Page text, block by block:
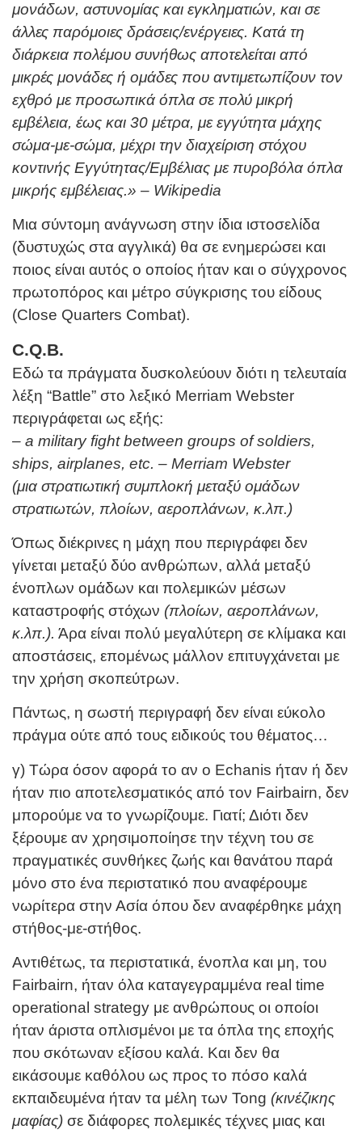
μονάδων, αστυνομίας και εγκληματιών, και σε
άλλες παρόμοιες δράσεις/ενέργειες. Κατά τη
διάρκεια πολέμου συνήθως αποτελείται από
μικρές μονάδες ή ομάδες που αντιμετωπίζουν τον
εχθρό με προσωπικά όπλα σε πολύ μικρή
εμβέλεια, έως και 30 μέτρα, με εγγύτητα μάχης
σώμα-με-σώμα, μέχρι την διαχείριση στόχου
κοντινής Εγγύτητας/Εμβέλιας με πυροβόλα όπλα
μικρής εμβέλειας.» – Wikipedia
Μια σύντομη ανάγνωση στην ίδια ιστοσελίδα
(δυστυχώς στα αγγλικά) θα σε ενημερώσει και
ποιος είναι αυτός ο οποίος ήταν και ο σύγχρονος
πρωτοπόρος και μέτρο σύγκρισης του είδους
(Close Quarters Combat).
C.Q.B.
Εδώ τα πράγματα δυσκολεύουν διότι η τελευταία
λέξη “Battle” στο λεξικό Merriam Webster
περιγράφεται ως εξής:
– a military fight between groups of soldiers,
ships, airplanes, etc. – Merriam Webster
(μια στρατιωτική συμπλοκή μεταξύ ομάδων
στρατιωτών, πλοίων, αεροπλάνων, κ.λπ.)
Όπως διέκρινες η μάχη που περιγράφει δεν
γίνεται μεταξύ δύο ανθρώπων, αλλά μεταξύ
ένοπλων ομάδων και πολεμικών μέσων
καταστροφής στόχων (πλοίων, αεροπλάνων,
κ.λπ.). Άρα είναι πολύ μεγαλύτερη σε κλίμακα και
αποστάσεις, επομένως μάλλον επιτυγχάνεται με
την χρήση σκοπεύτρων.
Πάντως, η σωστή περιγραφή δεν είναι εύκολο
πράγμα ούτε από τους ειδικούς του θέματος…
γ) Τώρα όσον αφορά το αν ο Echanis ήταν ή δεν
ήταν πιο αποτελεσματικός από τον Fairbairn, δεν
μπορούμε να το γνωρίζουμε. Γιατί; Διότι δεν
ξέρουμε αν χρησιμοποίησε την τέχνη του σε
πραγματικές συνθήκες ζωής και θανάτου παρά
μόνο στο ένα περιστατικό που αναφέρουμε
νωρίτερα στην Ασία όπου δεν αναφέρθηκε μάχη
στήθος-με-στήθος.
Αντιθέτως, τα περιστατικά, ένοπλα και μη, του
Fairbairn, ήταν όλα καταγεγραμμένα real time
operational strategy με ανθρώπους οι οποίοι
ήταν άριστα οπλισμένοι με τα όπλα της εποχής
που σκότωναν εξίσου καλά. Και δεν θα
εικάσουμε καθόλου ως προς το πόσο καλά
εκπαιδευμένα ήταν τα μέλη των Tong (κινέζικης
μαφίας) σε διάφορες πολεμικές τέχνες μιας και